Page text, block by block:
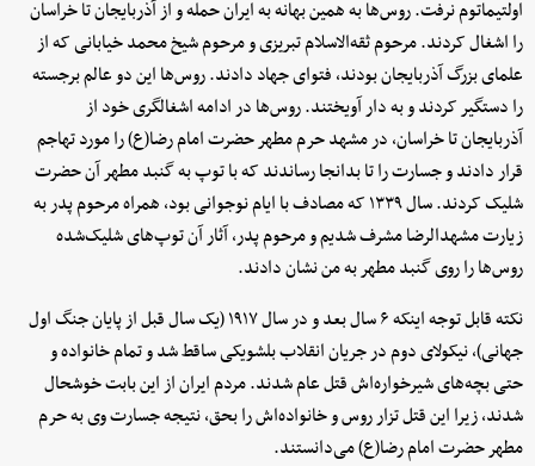
اولتیماتوم نرفت. روس‌ها به همین بهانه به ایران حمله و از آذربایجان تا خراسان
را اشغال کردند. مرحوم ثقه‌الاسلام تبریزی و مرحوم شیخ محمد خیابانی که از
علمای بزرگ آذربایجان بودند، فتوای جهاد دادند. روس‌ها این دو عالم برجسته
را دستگیر کردند و به دار آویختند. روس‌ها در ادامه اشغالگری خود از
آذربایجان تا خراسان، در مشهد حرم مطهر حضرت امام رضا(ع) را مورد تهاجم
قرار دادند و جسارت را تا بدانجا رساندند که با توپ به گنبد مطهر آن حضرت
شلیک کردند. سال ۱۳۳۹ که مصادف با ایام نوجوانی بود، همراه مرحوم پدر به
زیارت مشهدالرضا مشرف شدیم و مرحوم پدر، آثار آن توپ‌های شلیک‌شده
روس‌ها را روی گنبد مطهر به من نشان دادند.
نکته قابل توجه اینکه ۶ سال بعد و در سال ۱۹۱۷ (یک سال قبل از پایان جنگ اول
جهانی)، نیکولای دوم در جریان انقلاب بلشویکی ساقط شد و تمام خانواده‌ و
حتی بچه‌های شیرخواره‌اش قتل عام شدند. مردم ایران از این بابت خوشحال
شدند، زیرا این قتل تزار روس و خانواده‌اش را بحق، نتیجه جسارت وی به حرم
مطهر حضرت امام رضا(ع) می‌دانستند.